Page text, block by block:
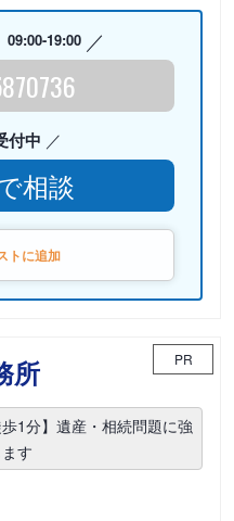
09:00-19:00
付中
相談
トに追加
所 PR
1分】遺産・相続問題に強
す